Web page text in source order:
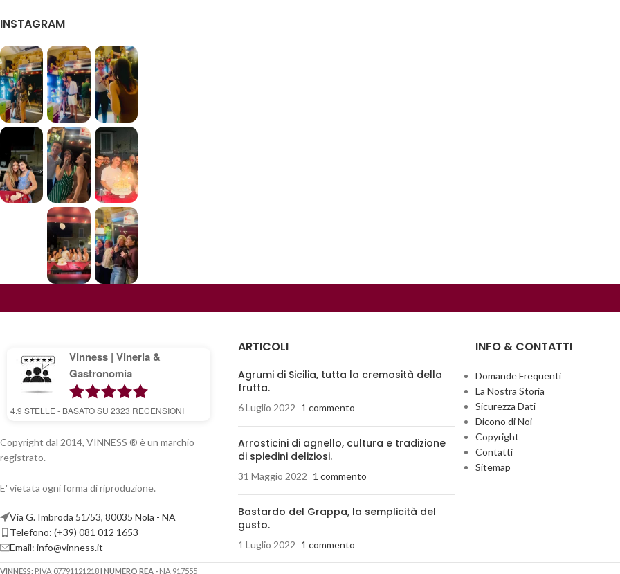
INSTAGRAM
Vinness | Vineria &
Gastronomia
4.9 STELLE - BASATO SU 2323 RECENSIONI
Copyright dal 2014, VINNESS ® è un marchio
registrato.
E' vietata ogni forma di riproduzione.
Via G. Imbroda 51/53, 80035 Nola - NA
Telefono: (+39) 081 012 1653
Email: info@vinness.it
ARTICOLI
Agrumi di Sicilia, tutta la cremosità della
frutta.
6 Luglio 2022 1 commento
Arrosticini di agnello, cultura e tradizione
di spiedini deliziosi.
31 Maggio 2022 1 commento
Bastardo del Grappa, la semplicità del
gusto.
1 Luglio 2022 1 commento
INFO & CONTATTI
Domande Frequenti
La Nostra Storia
Sicurezza Dati
Dicono di Noi
Copyright
Contatti
Sitemap
VINNESS: P.IVA 07791121218| NUMERO REA - NA 917555